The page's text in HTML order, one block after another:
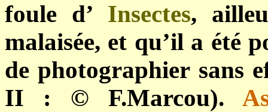
foule d’ Insectes,
malaisée, et qu’il a été
de photographier sans
II : © F.Marcou).